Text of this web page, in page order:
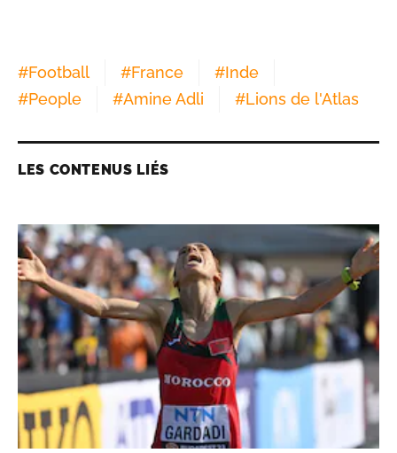
#Football #France #Inde
#People #Amine Adli #Lions de l'Atlas
LES CONTENUS LIÉS